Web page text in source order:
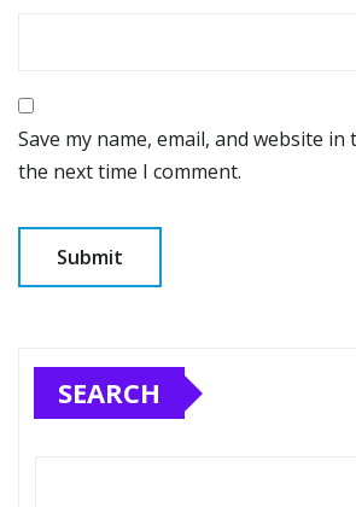
Save my name, email, and website
the next time I comment.
SEARCH